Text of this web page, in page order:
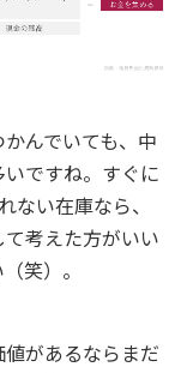
んでいても、中
ですね。すぐに
ない在庫なら、
考えた方がいい
笑）。
があるならまだ